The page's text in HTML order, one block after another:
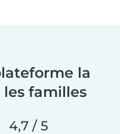
la
familles
4,7 / 5